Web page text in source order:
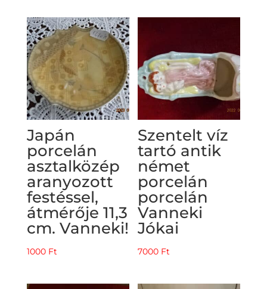
Japán
porcelán
asztalközép
aranyozott
festéssel,
átmérője 11,3
cm. Vanneki!
1000 Ft
Szentelt víz
tartó antik
német
porcelán
porcelán
Vanneki
Jókai
7000 Ft